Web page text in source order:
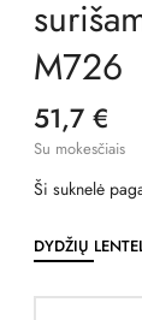
M726
51,7 €
Su mokesčiais
Ši suknelė
DYDŽIŲ